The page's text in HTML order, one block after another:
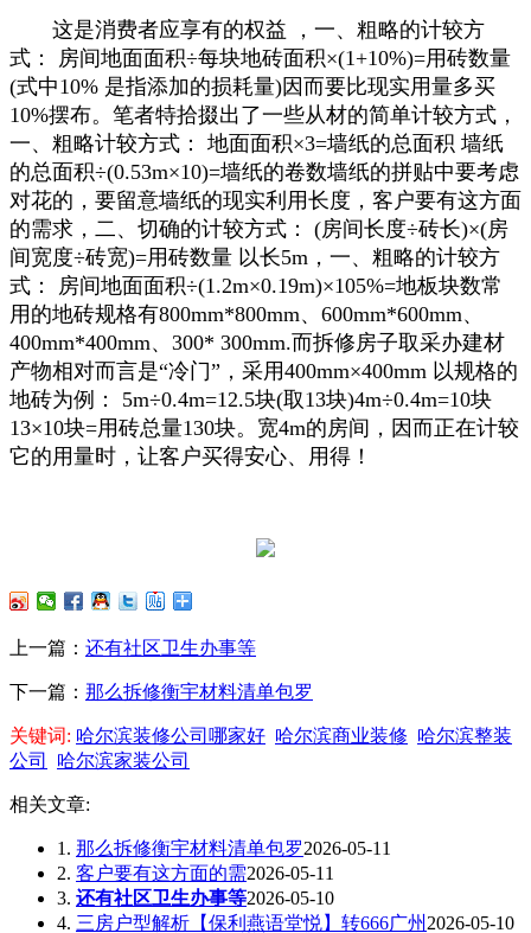
这是消费者应享有的权益 ，一、粗略的计较方
式： 房间地面面积÷每块地砖面积×(1+10%)=用砖数量
(式中10% 是指添加的损耗量)因而要比现实用量多买
10%摆布。笔者特拾掇出了一些从材的简单计较方式，
一、粗略计较方式： 地面面积×3=墙纸的总面积 墙纸
的总面积÷(0.53m×10)=墙纸的卷数墙纸的拼贴中要考虑
对花的，要留意墙纸的现实利用长度，客户要有这方面
的需求，二、切确的计较方式： (房间长度÷砖长)×(房
间宽度÷砖宽)=用砖数量 以长5m，一、粗略的计较方
式： 房间地面面积÷(1.2m×0.19m)×105%=地板块数常
用的地砖规格有800mm*800mm、600mm*600mm、
400mm*400mm、300* 300mm.而拆修房子取采办建材
产物相对而言是“冷门”，采用400mm×400mm 以规格的
地砖为例： 5m÷0.4m=12.5块(取13块)4m÷0.4m=10块
13×10块=用砖总量130块。宽4m的房间，因而正在计较
它的用量时，让客户买得安心、用得！
上一篇： 还有社区卫生办事等
下一篇： 那么拆修衡宇材料清单包罗
关键词: 哈尔滨装修公司哪家好 哈尔滨商业装修 哈尔滨整装
公司
哈尔滨家装公司
相关文章:
1. 那么拆修衡宇材料清单包罗2026-05-11
2. 客户要有这方面的需2026-05-11
3. 还有社区卫生办事等2026-05-10
4. 三房户型解析【保利燕语堂悦】转666广州 2026-05-10